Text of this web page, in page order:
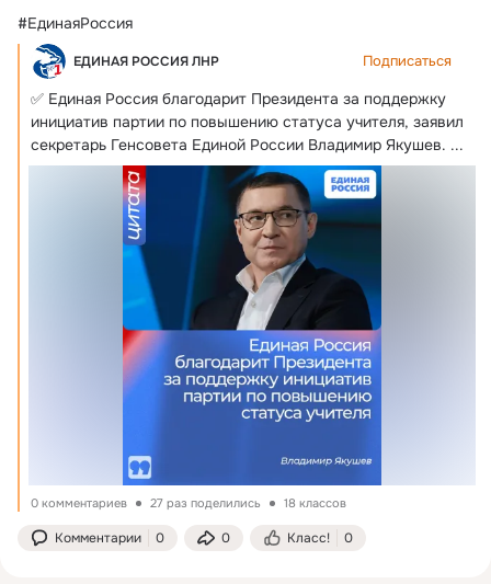
#ЕдинаяРоссия
ЕДИНАЯ РОССИЯ ЛНР Подписаться
✅ Единая Россия благодарит Президента за поддержку
инициатив партии по повышению статуса учителя, заявил
секретарь Генсовета Единой России Владимир Якушев. ...
0 комментариев 27 раз поделились 18 классов
Комментарии 0 0 Класс! 0